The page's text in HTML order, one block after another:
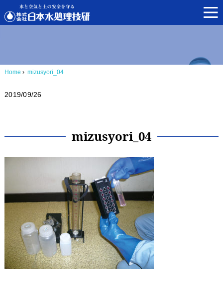
Home › mizusyori_04
2019/09/26
mizusyori_04